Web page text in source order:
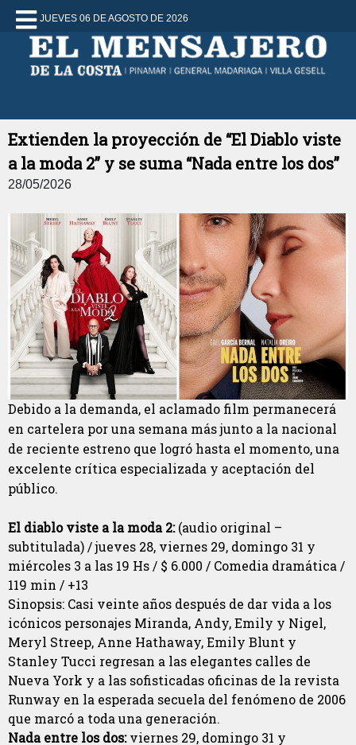
JUEVES 06 DE AGOSTO DE 2026
Extienden la proyección de “El Diablo viste
a la moda 2” y se suma “Nada entre los dos”
28/05/2026
Debido a la demanda, el aclamado film permanecerá
en cartelera por una semana más junto a la nacional
de reciente estreno que logró hasta el momento, una
excelente crítica especializada y aceptación del
público.
El diablo viste a la moda 2:(audio original –
subtitulada) / jueves 28, viernes 29, domingo 31 y
miércoles 3 a las 19 Hs / $ 6.000 / Comedia dramática /
119 min / +13
Sinopsis: Casi veinte años después de dar vida a los
icónicos personajes Miranda, Andy, Emily y Nigel,
Meryl Streep, Anne Hathaway, Emily Blunt y
Stanley Tucci regresan a las elegantes calles de
Nueva York y a las sofisticadas oficinas de la revista
Runway en la esperada secuela del fenómeno de 2006
que marcó a toda una generación.
Nada entre los dos:viernes 29, domingo 31 y